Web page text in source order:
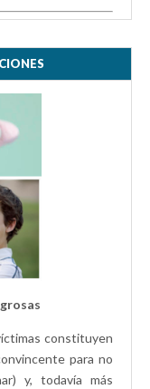
constituyen
para no
y, todavía más